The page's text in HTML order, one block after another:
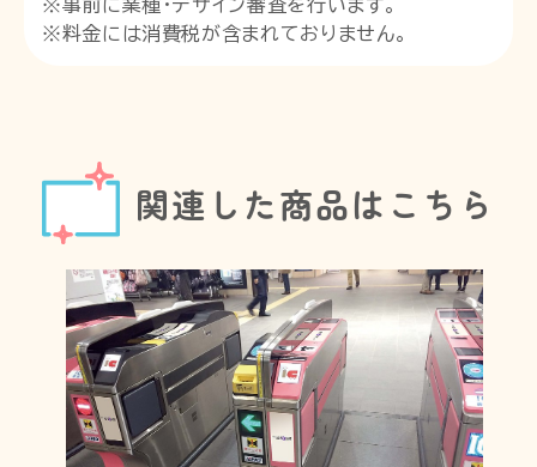
※事前に業種・デザイン審査を行います。
※料金には消費税が含まれておりません。
関連した商品はこちら